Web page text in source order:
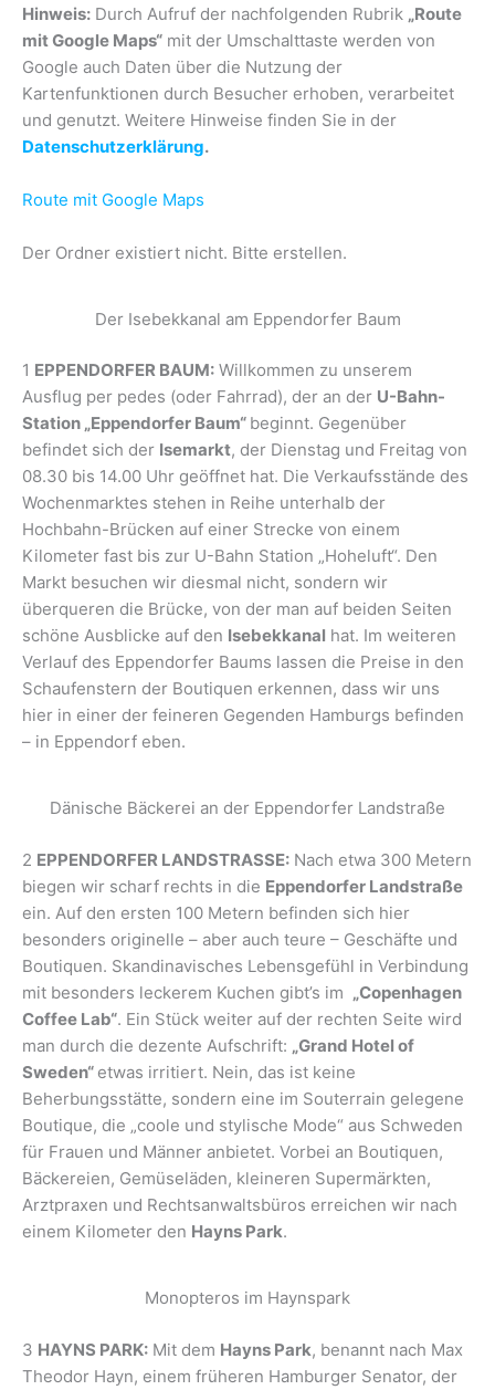
Hinweis: Durch Aufruf der nachfolgenden Rubrik „Route
mit Google Maps“ mit der Umschalttaste werden von
Google auch Daten über die Nutzung der
Kartenfunktionen durch Besucher erhoben, verarbeitet
und genutzt. Weitere Hinweise finden Sie in der
Datenschutzerklärung.
Route mit Google Maps
Der Ordner existiert nicht. Bitte erstellen.
Der Isebekkanal am Eppendorfer Baum
1 EPPENDORFER BAUM: Willkommen zu unserem
Ausflug per pedes (oder Fahrrad), der an der U-Bahn-
Station „Eppendorfer Baum“ beginnt. Gegenüber
befindet sich der Isemarkt, der Dienstag und Freitag von
08.30 bis 14.00 Uhr geöffnet hat. Die Verkaufsstände des
Wochenmarktes stehen in Reihe unterhalb der
Hochbahn-Brücken auf einer Strecke von einem
Kilometer fast bis zur U-Bahn Station „Hoheluft“. Den
Markt besuchen wir diesmal nicht, sondern wir
überqueren die Brücke, von der man auf beiden Seiten
schöne Ausblicke auf den Isebekkanal hat. Im weiteren
Verlauf des Eppendorfer Baums lassen die Preise in den
Schaufenstern der Boutiquen erkennen, dass wir uns
hier in einer der feineren Gegenden Hamburgs befinden
– in Eppendorf eben.
Dänische Bäckerei an der Eppendorfer Landstraße
2 EPPENDORFER LANDSTRASSE: Nach etwa 300 Metern
biegen wir scharf rechts in die Eppendorfer Landstraße
ein. Auf den ersten 100 Metern befinden sich hier
besonders originelle – aber auch teure – Geschäfte und
Boutiquen. Skandinavisches Lebensgefühl in Verbindung
mit besonders leckerem Kuchen gibt’s im „Copenhagen
Coffee Lab“. Ein Stück weiter auf der rechten Seite wird
man durch die dezente Aufschrift: „Grand Hotel of
Sweden“ etwas irritiert. Nein, das ist keine
Beherbungsstätte, sondern eine im Souterrain gelegene
Boutique, die „coole und stylische Mode“ aus Schweden
für Frauen und Männer anbietet. Vorbei an Boutiquen,
Bäckereien, Gemüseläden, kleineren Supermärkten,
Arztpraxen und Rechtsanwaltsbüros erreichen wir nach
einem Kilometer den Hayns Park.
Monopteros im Haynspark
3 HAYNS PARK: Mit dem Hayns Park, benannt nach Max
Theodor Hayn, einem früheren Hamburger Senator, der